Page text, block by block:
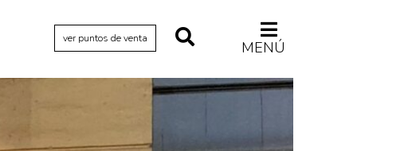
ver puntos de venta MENÚ